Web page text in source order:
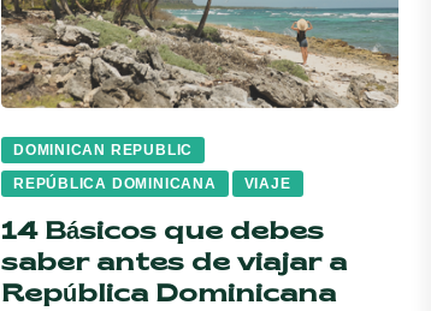
DOMINICAN REPUBLIC
REPÚBLICA DOMINICANA
VIAJE
14 Básicos que debes
saber antes de viajar a
República Dominicana